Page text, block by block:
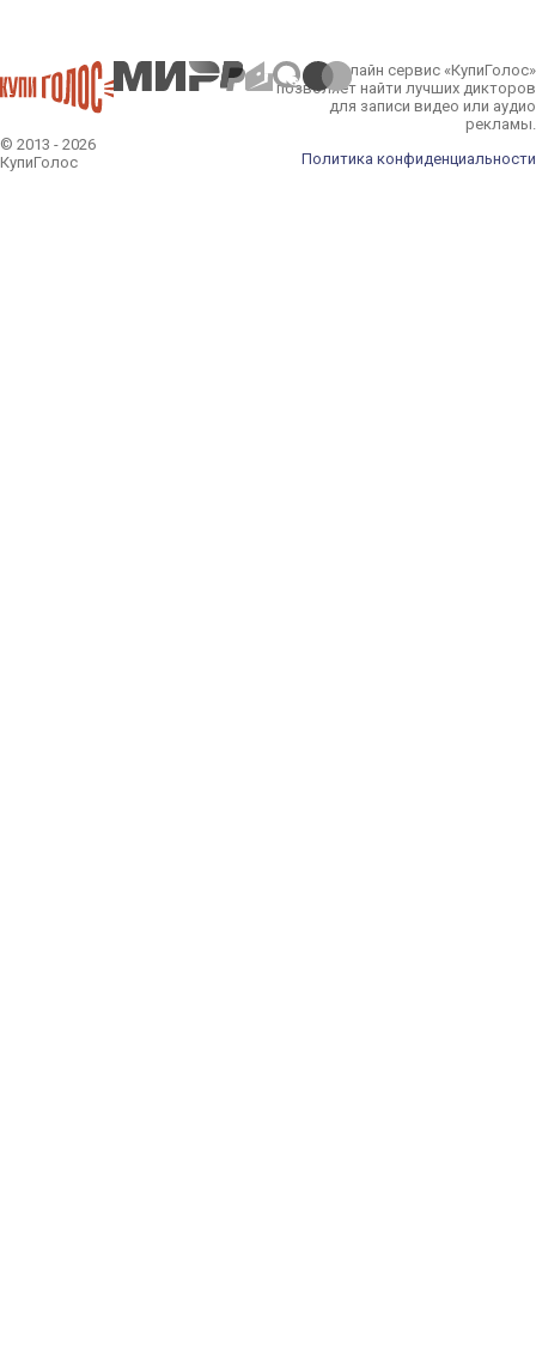
© 2013 - 2026
КупиГолос
Онлайн сервис «КупиГолос»
позволяет найти лучших дикторов
для записи видео или аудио
рекламы.
Политика конфиденциальности